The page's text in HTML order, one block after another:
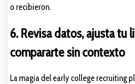
o recibieron.
6. Revisa datos, ajusta tu
compararte sin contexto
La magia del early college recruiting